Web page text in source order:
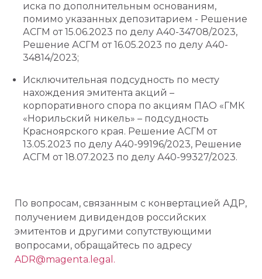
иска по дополнительным основаниям,
помимо указанных депозитарием - Решение
АСГМ от 15.06.2023 по делу А40-34708/2023,
Решение АСГМ от 16.05.2023 по делу А40-
34814/2023;
Исключительная подсудность по месту
нахождения эмитента акций –
корпоративного спора по акциям ПАО «ГМК
«Норильский никель» – подсудность
Красноярского края. Решение АСГМ от
13.05.2023 по делу А40-99196/2023, Решение
АСГМ от 18.07.2023 по делу А40-99327/2023.
По вопросам, связанным с конвертацией АДР,
получением дивидендов российских
эмитентов и другими сопутствующими
вопросами, обращайтесь по адресу
ADR@magenta.legal.